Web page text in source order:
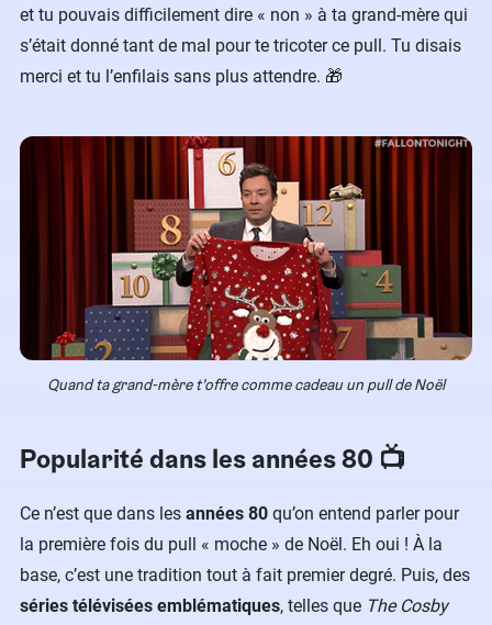
et tu pouvais difficilement dire « non » à ta grand-mère qui
s’était donné tant de mal pour te tricoter ce pull. Tu disais
merci et tu l’enfilais sans plus attendre. 🎁
Quand ta grand-mère t’offre comme cadeau un pull de Noël
Popularité dans les années 80 📺
Ce n’est que dans les années 80 qu’on entend parler pour
la première fois du pull « moche » de Noël. Eh oui ! À la
base, c’est une tradition tout à fait premier degré. Puis, des
séries télévisées emblématiques, telles que The Cosby